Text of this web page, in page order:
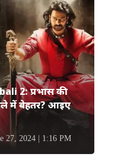
2: प्रभास की
में बेहतर? आइए
27, 2024 | 1:16 PM